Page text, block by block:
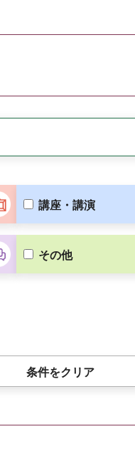
講座・講演
その他
条件をクリア